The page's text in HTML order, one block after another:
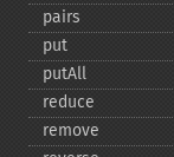
pairs
put
putAll
reduce
remove